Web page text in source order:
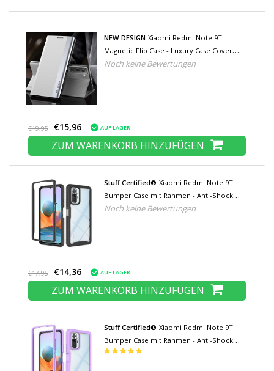
NEW DESIGN Xiaomi Redmi Note 9T
Magnetic Flip Case - Luxury Case Cover
White
Noch keine Bewertungen
€19,95 €15,96 AUF LAGER
ZUM WARENKORB HINZUFÜGEN
Stuff Certified® Xiaomi Redmi Note 9T
Bumper Case mit Rahmen - Anti-Shock
Case Cover Schwarz
Noch keine Bewertungen
€17,95 €14,36 AUF LAGER
ZUM WARENKORB HINZUFÜGEN
Stuff Certified® Xiaomi Redmi Note 9T
Bumper Case mit Rahmen - Anti-Shock
Case Cover Lila